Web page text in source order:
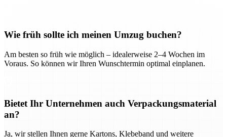
Wie früh sollte ich meinen Umzug buchen?
Am besten so früh wie möglich – idealerweise 2–4 Wochen im
Voraus. So können wir Ihren Wunschtermin optimal einplanen.
Bietet Ihr Unternehmen auch Verpackungsmaterial
an?
Ja, wir stellen Ihnen gerne Kartons, Klebeband und weitere